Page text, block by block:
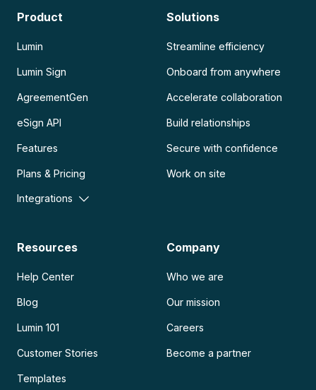
Product
Lumin
Lumin Sign
AgreementGen
eSign API
Features
Plans & Pricing
Integrations
Solutions
Streamline efficiency
Onboard from anywhere
Accelerate collaboration
Build relationships
Secure with confidence
Work on site
Resources
Help Center
Blog
Lumin 101
Customer Stories
Templates
Company
Who we are
Our mission
Careers
Become a partner